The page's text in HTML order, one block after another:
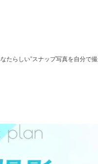
たらしい”スナップ写真を自分で